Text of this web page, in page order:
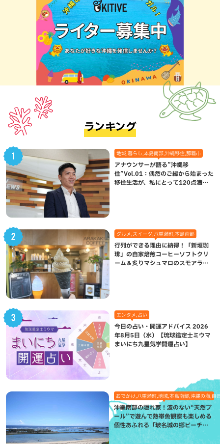
ランキング
地域,暮らし,本島南部,沖縄移住,那覇市
アナウンサーが語る”沖縄移
住”Vol.01：偶然のご縁から始まった
移住生活が、私にとって120点満点
グルメ,スイーツ,八重瀬町,本島南部
行列ができる理由に納得！「新垣珈
琲」の自家焙煎コーヒーソフトクリ
ーム＆炙りマシュマロのスモアラテ
エンタメ,占い
今日の占い・開運アドバイス 2026
年8月5日（水）【琉球鑑定士ミウマ
まいにち九星気学開運占い】
おでかけ,八重瀬町,地域,本島南部,沖縄の海,自
沖縄南部の隠れ家！波のない“天然プ
ール”で遊んで熱帯魚観察も楽しめる
個性あふれる「玻名城の郷ビーチ」
（八重瀬町）